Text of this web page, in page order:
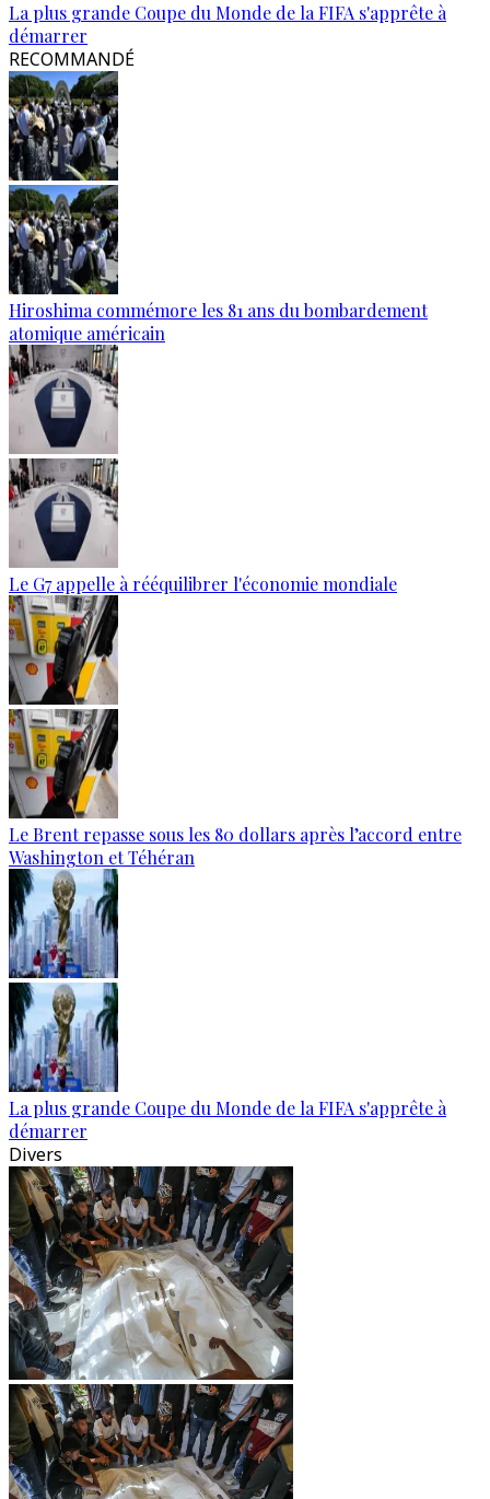
La plus grande Coupe du Monde de la FIFA s'apprête à
démarrer
RECOMMANDÉ
Hiroshima commémore les 81 ans du bombardement
atomique américain
Le G7 appelle à rééquilibrer l'économie mondiale
Le Brent repasse sous les 80 dollars après l’accord entre
Washington et Téhéran
La plus grande Coupe du Monde de la FIFA s'apprête à
démarrer
Divers